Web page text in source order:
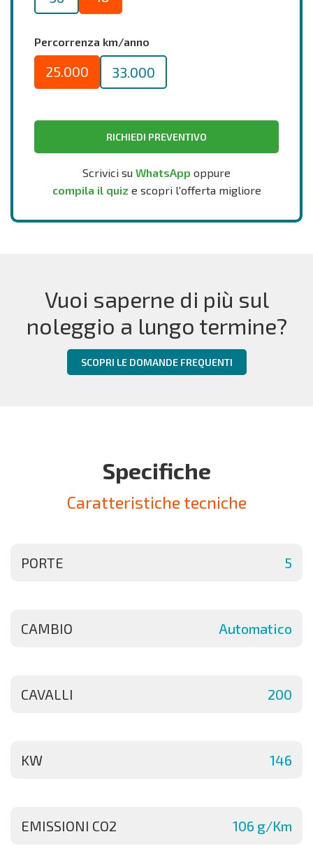
Percorrenza km/anno
25.000 33.000
RICHIEDI PREVENTIVO
Scrivici su WhatsApp oppure
compila il quiz e scopri l'offerta migliore
Vuoi saperne di più sul
noleggio a lungo termine?
SCOPRI LE DOMANDE FREQUENTI
Specifiche
Caratteristiche tecniche
PORTE 5
CAMBIO Automatico
CAVALLI 200
KW 146
EMISSIONI CO2 106 g/Km